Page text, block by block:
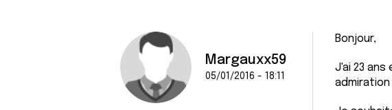
Margauxx59
05/01/2016 - 18:11
Bonjour,
J'ai 23